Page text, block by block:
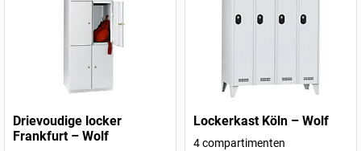
Drievoudige locker
Frankfurt – Wolf
Lockerkast Köln – Wolf
4 compartimenten